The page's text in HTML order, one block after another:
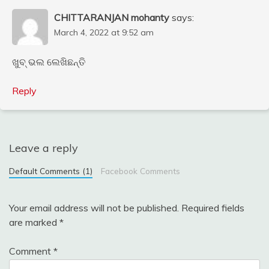
CHITTARANJAN mohanty says:
March 4, 2022 at 9:52 am
ଖୁବ୍ ଭଲ ଲେଖିଛନ୍ତି
Reply
Leave a reply
Default Comments (1) Facebook Comments
Your email address will not be published. Required fields
are marked *
Comment *